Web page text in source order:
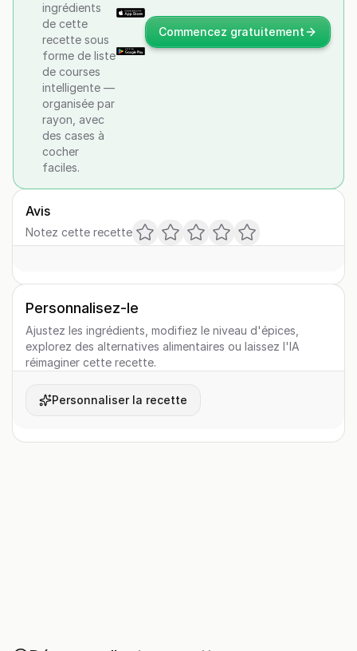
ingrédients
de cette
recette sous
forme de liste
de courses
intelligente —
organisée par
rayon, avec
des cases à
cocher
faciles.
Commencez gratuitement
Avis
Notez cette recette
Personnalisez-le
Ajustez les ingrédients, modifiez le niveau d'épices,
explorez des alternatives alimentaires ou laissez l'IA
réimaginer cette recette.
Personnaliser la recette